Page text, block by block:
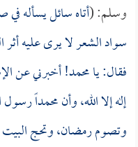
وسلم: (أتاه سائل يسأله
سواد الشعر لا يرى عليه
فقال: يا محمد! أخبرني عن
إله إلا الله، وأن محمداً
وتصوم رمضان، وتحج البيت